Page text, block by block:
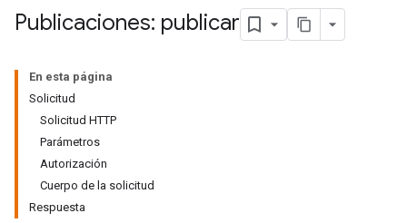
Publicaciones: publicar
En esta página
Solicitud
Solicitud HTTP
Parámetros
Autorización
Cuerpo de la solicitud
Respuesta